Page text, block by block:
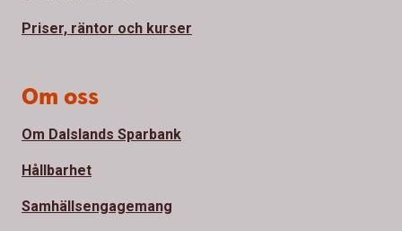
Priser, räntor och kurser
Om oss
Om Dalslands Sparbank
Hållbarhet
Samhällsengagemang